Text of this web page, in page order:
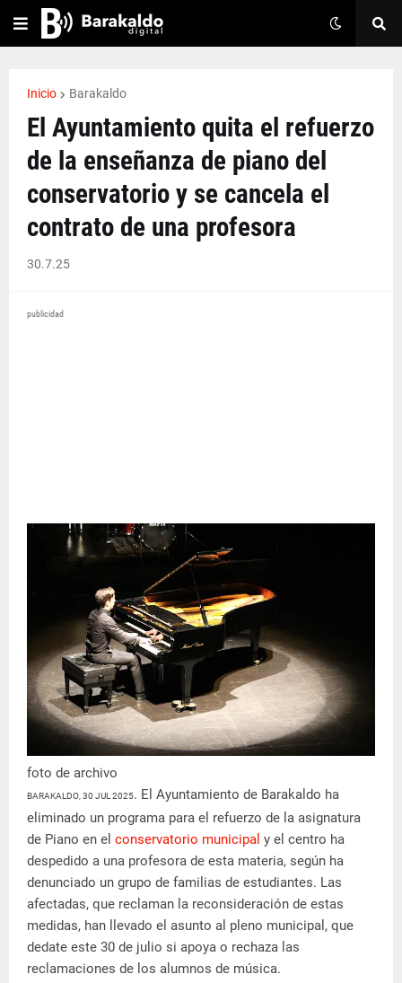
Inicio Barakaldo
El Ayuntamiento quita el refuerzo
de la enseñanza de piano del
conservatorio y se cancela el
contrato de una profesora
30.7.25
publicidad
foto de archivo
BARAKALDO, 30 JUL 2025. El Ayuntamiento de Barakaldo ha
eliminado un programa para el refuerzo de la asignatura
de Piano en el conservatorio municipal y el centro ha
despedido a una profesora de esta materia, según ha
denunciado un grupo de familias de estudiantes. Las
afectadas, que reclaman la reconsideración de estas
medidas, han llevado el asunto al pleno municipal, que
dedate este 30 de julio si apoya o rechaza las
reclamaciones de los alumnos de música.